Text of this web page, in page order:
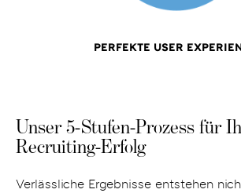
PERFEKTE USER
Unser 5-Stufen-Prozess für
Recruiting-Erfolg
Verlässliche Ergebnisse entstehen